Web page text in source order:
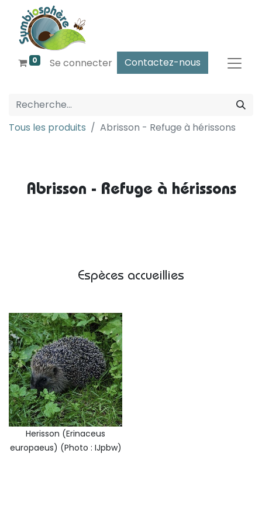
0 Se connecter Contactez-nous
Tous les produits Abrisson - Refuge à hérissons
Abrisson - Refuge à hérissons
Espèces accueillies
Herisson (Erinaceus
europaeus) (Photo : IJpbw)